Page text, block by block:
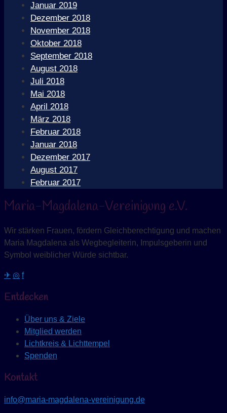
Januar 2019
Dezember 2018
November 2018
Oktober 2018
September 2018
August 2018
Juli 2018
Mai 2018
April 2018
März 2018
Februar 2018
Januar 2018
Dezember 2017
August 2017
Februar 2017
Maria-Magdalena-Vereinigung e.V.
Wir stärken Frauen, fördern Gleichberechtigung und machen
Maria Magdalena als Wegbegleiterin, Impulsgeberin und
Symbol weiblicher Würde sichtbar.
✈ ◎ f
Entdecken
Über uns & Ziele
Mitglied werden
Lichtkreis & Lichttempel
Spenden
Kontakt
info@maria-magdalena-vereinigung.de